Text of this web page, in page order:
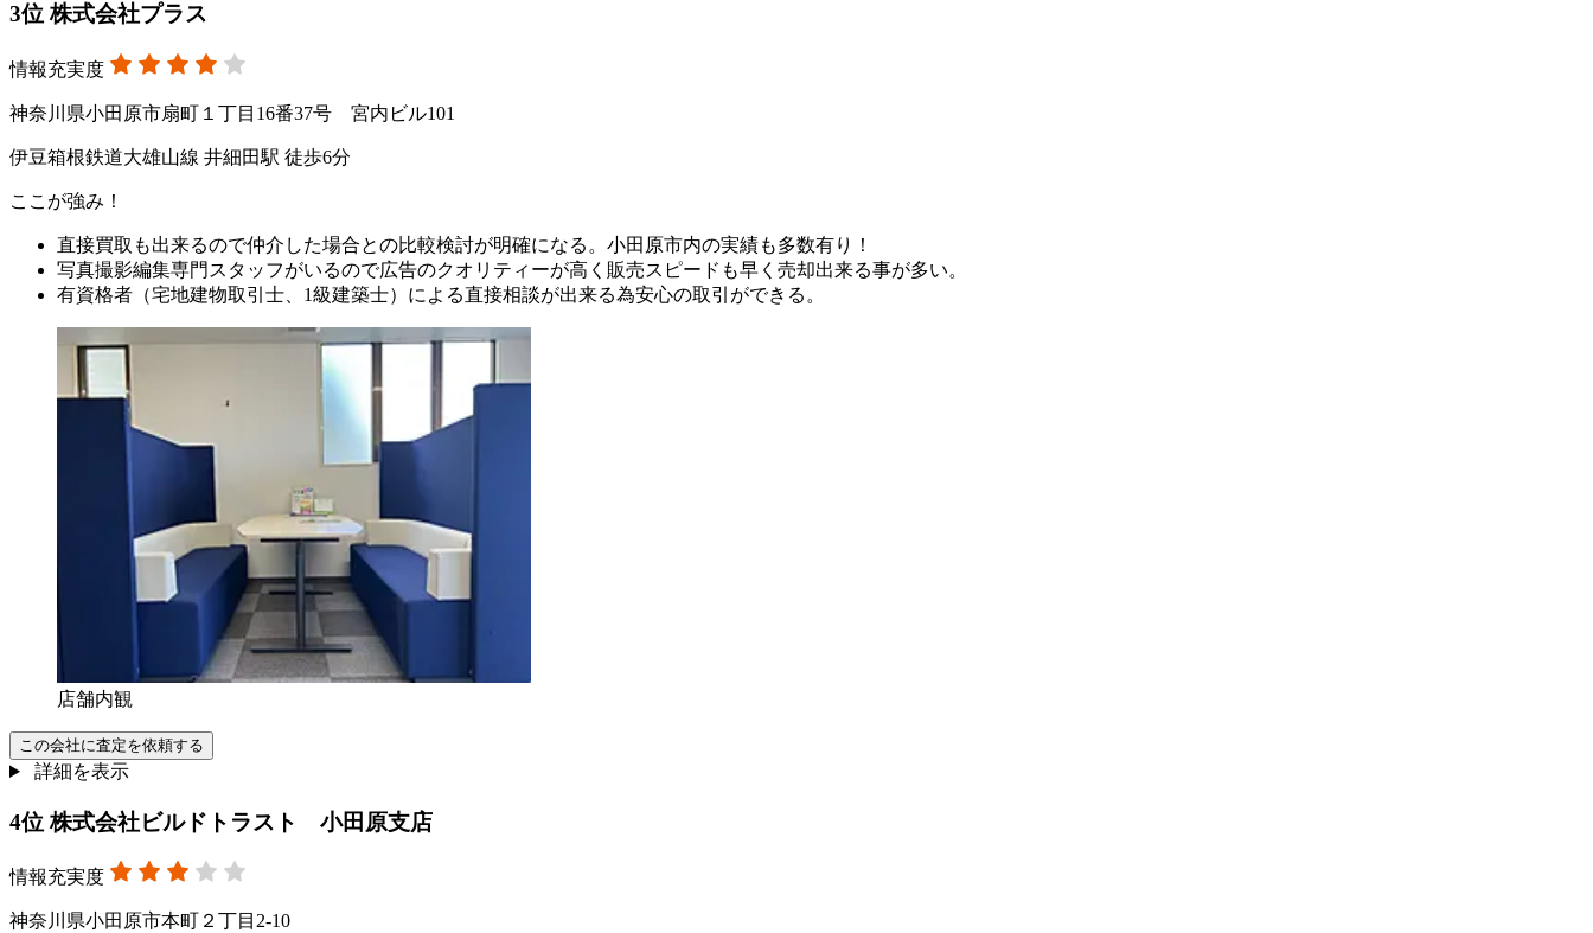
3位株式会社プラス
情報充実度
神奈川県小田原市扇町１丁目16番37号 宮内ビル101
伊豆箱根鉄道大雄山線 井細田駅 徒歩6分
ここが強み！
直接買取も出来るので仲介した場合との比較検討が明確になる。小田原市内の実績も多数有り！
写真撮影編集専門スタッフがいるので広告のクオリティーが高く販売スピードも早く売却出来る事が多い。
有資格者（宅地建物取引士、1級建築士）による直接相談が出来る為安心の取引ができる。
店舗内観
この会社に査定を依頼する
詳細を表示
4位株式会社ビルドトラスト 小田原支店
情報充実度
神奈川県小田原市本町２丁目2-10